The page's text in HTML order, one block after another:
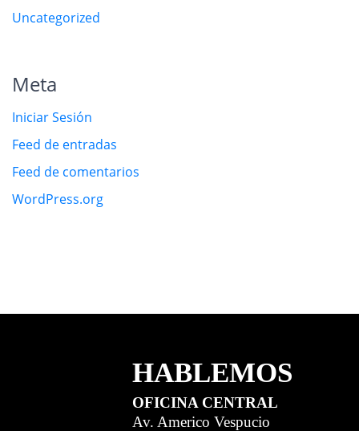
Uncategorized
Meta
Iniciar Sesión
Feed de entradas
Feed de comentarios
WordPress.org
HABLEMOS
OFICINA CENTRAL
Av. Americo Vespucio